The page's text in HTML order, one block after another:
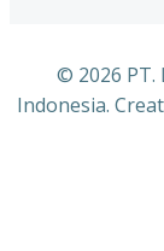
© 2026 PT.
Indonesia.